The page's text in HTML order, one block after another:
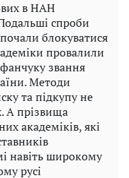
в НАН
спроби
блокуватися
провалили
звання
Методи
та підкупу не
А прізвища
академіків, які
навіть широкому
русі